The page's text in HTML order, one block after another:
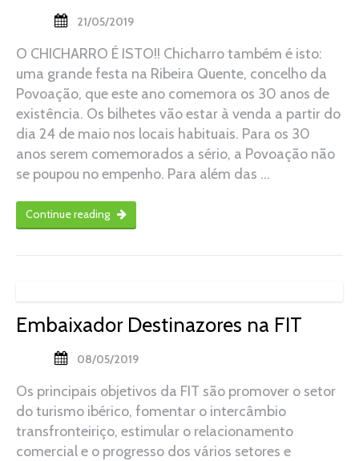
21/05/2019
O CHICHARRO É ISTO!! Chicharro também é isto:
uma grande festa na Ribeira Quente, concelho da
Povoação, que este ano comemora os 30 anos de
existência. Os bilhetes vão estar à venda a partir do
dia 24 de maio nos locais habituais. Para os 30
anos serem comemorados a sério, a Povoação não
se poupou no empenho. Para além das …
Continue reading
Embaixador Destinazores na FIT
08/05/2019
Os principais objetivos da FIT são promover o setor
do turismo ibérico, fomentar o intercâmbio
transfronteiriço, estimular o relacionamento
comercial e o progresso dos vários setores e